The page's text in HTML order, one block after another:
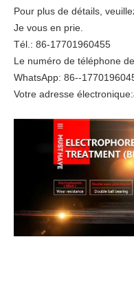
Pour plus de détails,
Je vous en prie.
Tél.: 86-17701960455
Le numéro de téléphone
WhatsApp: 86--
Votre adresse électronique: